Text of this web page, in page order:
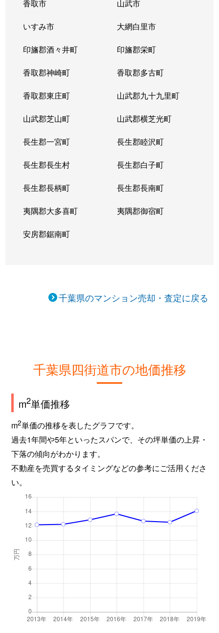
香取市 山武市
いすみ市 大網白里市
印旛郡酒々井町 印旛郡栄町
香取郡神崎町 香取郡多古町
香取郡東庄町 山武郡九十九里町
山武郡芝山町 山武郡横芝光町
長生郡一宮町 長生郡睦沢町
長生郡長生村 長生郡白子町
長生郡長柄町 長生郡長南町
夷隅郡大多喜町 夷隅郡御宿町
安房郡鋸南町
千葉県のマンション売却・査定に戻る
千葉県四街道市の地価推移
m2単価推移
m2単価の推移を表したグラフです。
過去1年間や5年といったスパンで、その坪単価の上昇・
下落の傾向がわかります。
不動産を売買するタイミングなどの参考にご活用くださ
い。